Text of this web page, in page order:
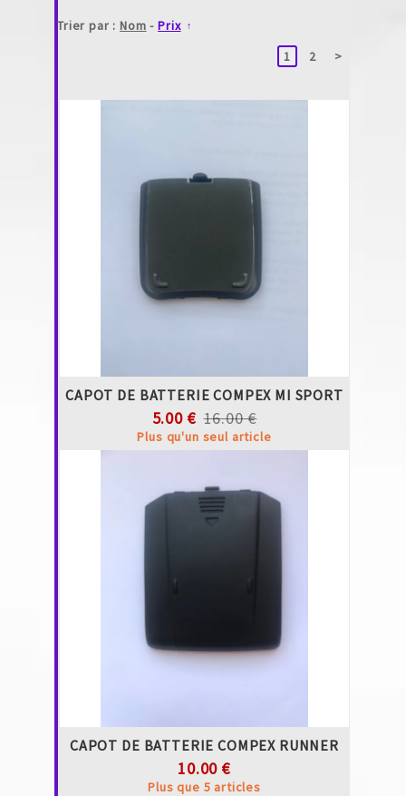
Trier par :Nom -Prix
1
2 >
CAPOT DE BATTERIE COMPEX MI SPORT
5.00 € 16.00 €
Plus qu'un seul article
CAPOT DE BATTERIE COMPEX RUNNER
10.00 €
Plus que 5 articles